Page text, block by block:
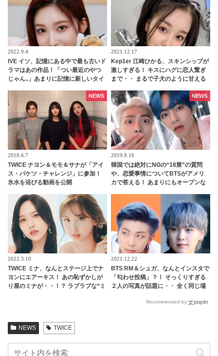
2022.9.4
IVE イソ、記憶にある中で最も古いド
ラマはあの作品！「つい最近のやつ
じゃん..」あまりに記憶に新しいタイ
証明する回答に驚きの声
2021.12.17
Kep1er 江崎ひかる、スキンシップが
激しすぎる！ キスにハグに恋人繋ぎ
まで・・ まるで子犬のように甘える
2018.6.7
TWICE ナヨン＆モモ＆サナが「アイ
ス・バケツ・チャレンジ」に参加！
氷水を浴びる動画を公開
NEWS
2019.8.16
韓国では絶対にNGの“18禁”の質問
や、恋愛事情についてBTSがアメリ
カで答える！ あまりにもオープンな
NEWS
2022.3.10
TWICE ミナ、なんとステージ上でナ
ヨンにエアーキス！ あの恥ずかしが
り屋のミナが・・！？ ラブラブな“ミ
2021.12.22
BTS RM＆シュガ、なんとインスタで
「匂わせ投稿」？！ そっくりすぎる
２人の写真が話題に・・ 全く同じ場
底的な匂わせぶりにファンも爆笑
Recommended by
NEWS TWICE